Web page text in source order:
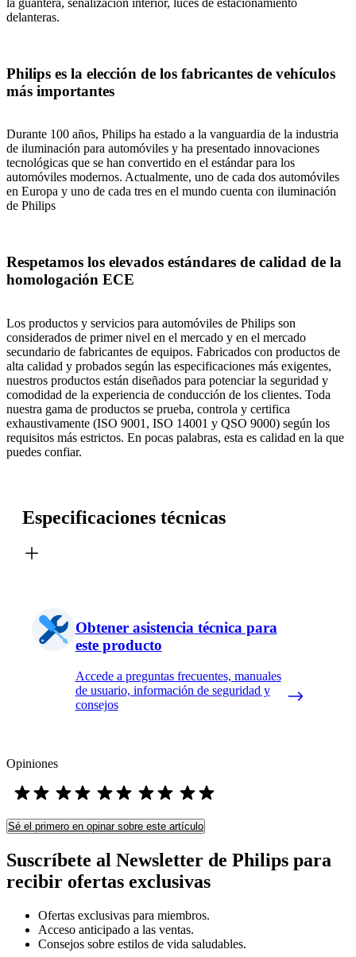
delanteras.
Philips es la elección de los fabricantes de vehículos
más importantes
Durante 100 años, Philips ha estado a la vanguardia de la industria
de iluminación para automóviles y ha presentado innovaciones
tecnológicas que se han convertido en el estándar para los
automóviles modernos. Actualmente, uno de cada dos automóviles
en Europa y uno de cada tres en el mundo cuenta con iluminación
de Philips
Respetamos los elevados estándares de calidad de la
homologación ECE
Los productos y servicios para automóviles de Philips son
considerados de primer nivel en el mercado y en el mercado
secundario de fabricantes de equipos. Fabricados con productos de
alta calidad y probados según las especificaciones más exigentes,
nuestros productos están diseñados para potenciar la seguridad y
comodidad de la experiencia de conducción de los clientes. Toda
nuestra gama de productos se prueba, controla y certifica
exhaustivamente (ISO 9001, ISO 14001 y QSO 9000) según los
requisitos más estrictos. En pocas palabras, esta es calidad en la que
puedes confiar.
Especificaciones técnicas
Obtener asistencia técnica para
este producto
Accede a preguntas frecuentes, manuales
de usuario, información de seguridad y
consejos
Opiniones
Sé el primero en opinar sobre este artículo
Suscríbete al Newsletter de Philips para
recibir ofertas exclusivas
Ofertas exclusivas para miembros.
Acceso anticipado a las ventas.
Consejos sobre estilos de vida saludables.